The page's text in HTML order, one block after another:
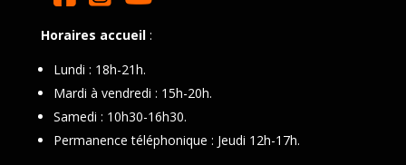
Horaires accueil:
Lundi : 18h-21h.
Mardi à vendredi : 15h-20h.
Samedi : 10h30-16h30.
Permanence téléphonique : Jeudi 12h-17h.